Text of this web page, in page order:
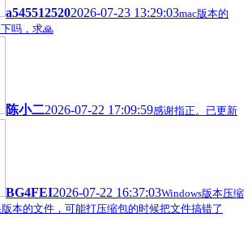
a5455125202026-07-23 13:29:03mac版本的
吗，求🙏
陈小二2026-07-22 17:09:59感谢指正。已更新
BG4FEI2026-07-22 16:37:03Windows版本压缩
本的文件，可能打压缩包的时候把文件搞错了